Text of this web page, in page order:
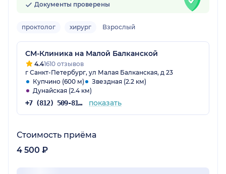
Документы проверены
проктолог хирург Взрослый
СМ-Клиника на Малой Балканской
4.41610 отзывов
г Санкт-Петербург, ул Малая Балканская, д 23
Купчино (600 м)
Звездная (2.2 км)
Дунайская (2.4 км)
+7 (812) 509-81-68 показать
Стоимость приёма
4 500 ₽